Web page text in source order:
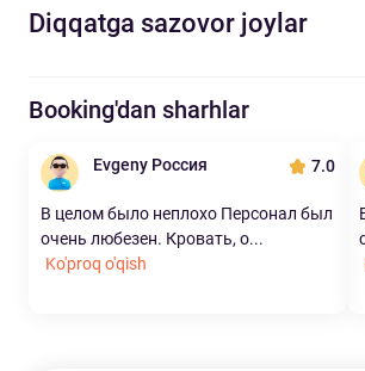
Diqqatga sazovor joylar
Booking'dan sharhlar
Evgeny Россия 7.0
В целом было неплохо Персонал был
очень любезен. Кровать, о...
Ko'proq o'qish